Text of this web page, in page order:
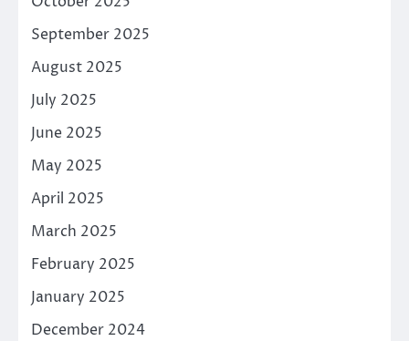
September 2025
August 2025
July 2025
June 2025
May 2025
April 2025
March 2025
February 2025
January 2025
December 2024